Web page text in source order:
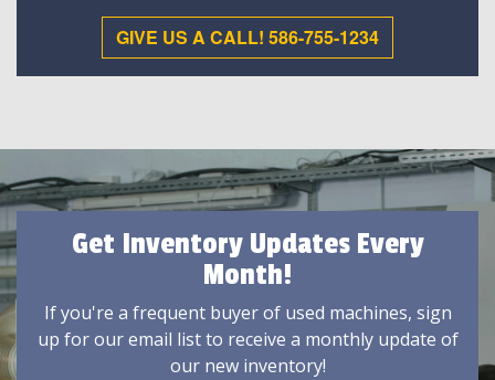
GIVE US A CALL! 586-755-1234
Get Inventory Updates Every
Month!
If you're a frequent buyer of used machines, sign
up for our email list to receive a monthly update of
our new inventory!